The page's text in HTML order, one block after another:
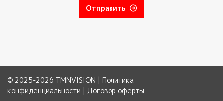
Отправить
© 2025-2026 TMNVISION | Политика
конфиденциальности | Договор оферты